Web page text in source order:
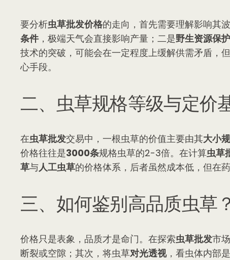
要分析虫草批发价格的走向，首先需要理解影响其
条件，极端天气会直接影响产量；二是野生资源保
技术的突破，可能会在一定程度上缓解供需矛盾，
心手段。
二、虫草规格等级与定价
在虫草批发交易中，一根虫草的价值主要由其大小
价格往往是3000条规格虫草的2-3倍。在计算虫草
草与人工虫草的价格体系，后者虽然成本低，但在
三、如何鉴别高品质虫草
价格只是表象，品质才是命门。在探索虫草批发市
断裂或空隙；其次，将虫草对光透视，看虫体内部